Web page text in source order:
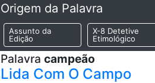
Origem da Palavra
Assunto da
Edição
X-8 Detetive
Etimológico
Palavra campeão
Lida Com O Campo